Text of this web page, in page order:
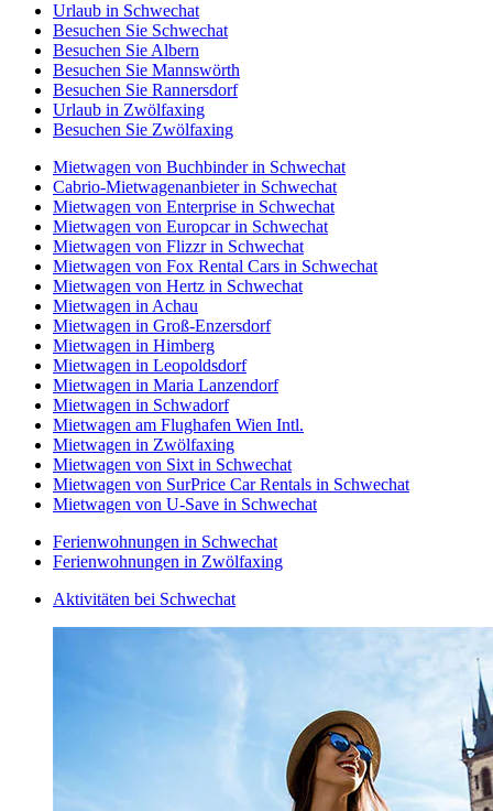
Urlaub in Schwechat
Besuchen Sie Schwechat
Besuchen Sie Albern
Besuchen Sie Mannswörth
Besuchen Sie Rannersdorf
Urlaub in Zwölfaxing
Besuchen Sie Zwölfaxing
Mietwagen von Buchbinder in Schwechat
Cabrio-Mietwagenanbieter in Schwechat
Mietwagen von Enterprise in Schwechat
Mietwagen von Europcar in Schwechat
Mietwagen von Flizzr in Schwechat
Mietwagen von Fox Rental Cars in Schwechat
Mietwagen von Hertz in Schwechat
Mietwagen in Achau
Mietwagen in Groß-Enzersdorf
Mietwagen in Himberg
Mietwagen in Leopoldsdorf
Mietwagen in Maria Lanzendorf
Mietwagen in Schwadorf
Mietwagen am Flughafen Wien Intl.
Mietwagen in Zwölfaxing
Mietwagen von Sixt in Schwechat
Mietwagen von SurPrice Car Rentals in Schwechat
Mietwagen von U-Save in Schwechat
Ferienwohnungen in Schwechat
Ferienwohnungen in Zwölfaxing
Aktivitäten bei Schwechat